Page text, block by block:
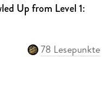
Up from Level 1:
78 Lesepunkte